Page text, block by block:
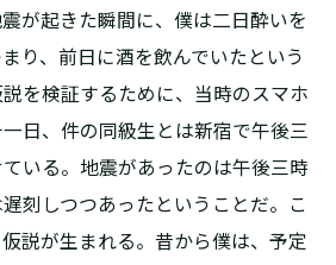
が起きた瞬間に、僕は二日酔いを
り、前日に酒を飲んでいたという
を検証するために、当時のスマホ
日、件の同級生とは新宿で午後三
いる。地震があったのは午後三時
刻しつつあったということだ。こ
説が生まれる。昔から僕は、予定